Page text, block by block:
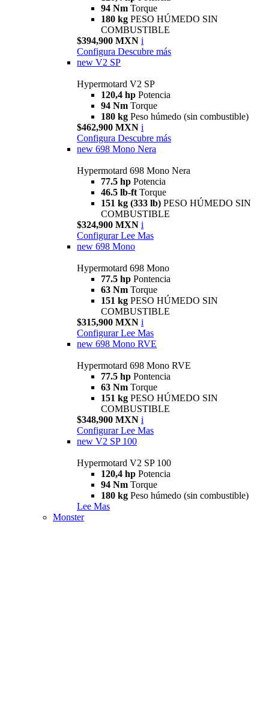
94 Nm Torque
180 kg PESO HÚMEDO SIN
COMBUSTIBLE
$394,900 MXN i
Configura Descubre más
new V2 SP
Hypermotard V2 SP
120,4 hp Potencia
94 Nm Torque
180 kg Peso húmedo (sin combustible)
$462,900 MXN i
Configura Descubre más
new 698 Mono Nera
Hypermotard 698 Mono Nera
77.5 hp Potencia
46.5 lb-ft Torque
151 kg (333 lb) PESO HÚMEDO SIN
COMBUSTIBLE
$324,900 MXN i
Configurar Lee Mas
new 698 Mono
Hypermotard 698 Mono
77.5 hp Pontencia
63 Nm Torque
151 kg PESO HÚMEDO SIN
COMBUSTIBLE
$315,900 MXN i
Configurar Lee Mas
new 698 Mono RVE
Hypermotard 698 Mono RVE
77.5 hp Pontencia
63 Nm Torque
151 kg PESO HÚMEDO SIN
COMBUSTIBLE
$348,900 MXN i
Configurar Lee Mas
new V2 SP 100
Hypermotard V2 SP 100
120,4 hp Potencia
94 Nm Torque
180 kg Peso húmedo (sin combustible)
Lee Mas
Monster